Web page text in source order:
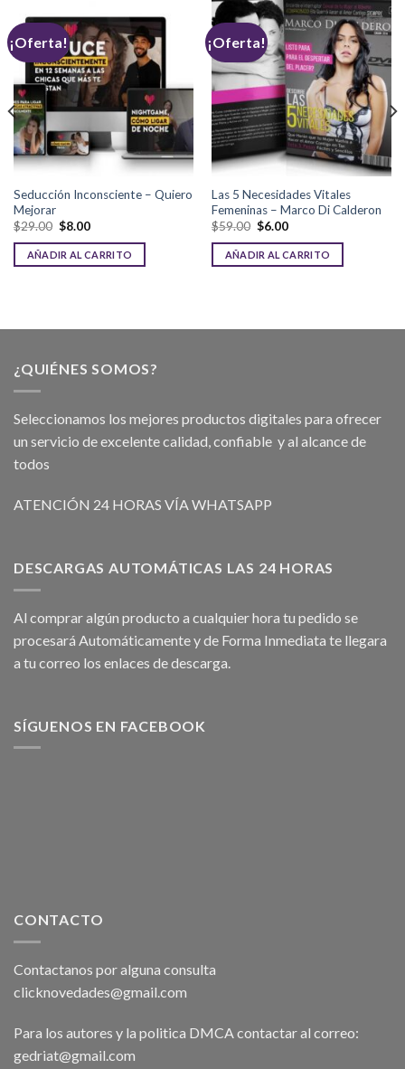
¡Oferta!
Seducción Inconsciente – Quiero
Mejorar
$29.00 $8.00
AÑADIR AL CARRITO
¡Oferta!
Las 5 Necesidades Vitales
Femeninas – Marco Di Calderon
$59.00 $6.00
AÑADIR AL CARRITO
¿QUIÉNES SOMOS?
Seleccionamos los mejores productos digitales para ofrecer
un servicio de excelente calidad, confiable y al alcance de
todos
ATENCIÓN 24 HORAS VÍA WHATSAPP
DESCARGAS AUTOMÁTICAS LAS 24 HORAS
Al comprar algún producto a cualquier hora tu pedido se
procesará Automáticamente y de Forma Inmediata te llegara
a tu correo los enlaces de descarga.
SÍGUENOS EN FACEBOOK
CONTACTO
Contactanos por alguna consulta
clicknovedades@gmail.com
Para los autores y la politica DMCA contactar al correo:
gedriat@gmail.com